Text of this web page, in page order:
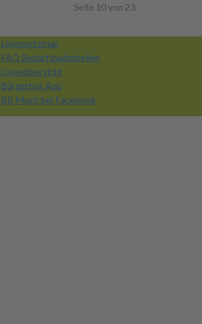
Seite 10 von 23
Liniennetzplan
FAQ Bedarfshaltestellen
Linienübersicht
Bürgerbus App
BB Much bei Facebook